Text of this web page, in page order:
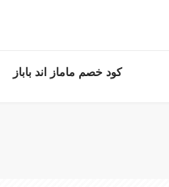
كود خصم ماماز اند باباز